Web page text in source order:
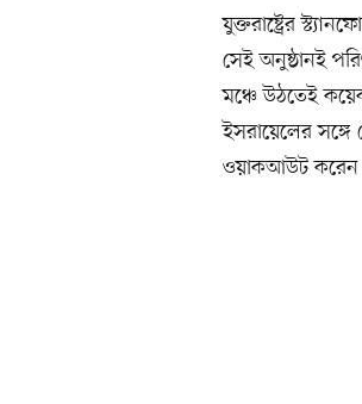
যুক্তরাষ্ট্রের
সেই অনুষ্ঠানই
মঞ্চে উঠতেই
ইসরায়েলের সঙ্গে
ওয়াকআউট করেন